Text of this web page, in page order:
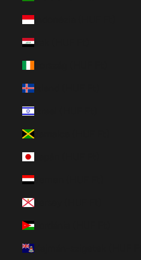
Indonézia (HUF Ft)
Irak (HUF Ft)
Izland (HUF Ft)
Izrael (HUF Ft)
Jamaica (HUF Ft)
Jemen (HUF Ft)
Jersey (HUF Ft)
Jordánia (HUF Ft)
Kajmán-szigetek (HUF Ft)